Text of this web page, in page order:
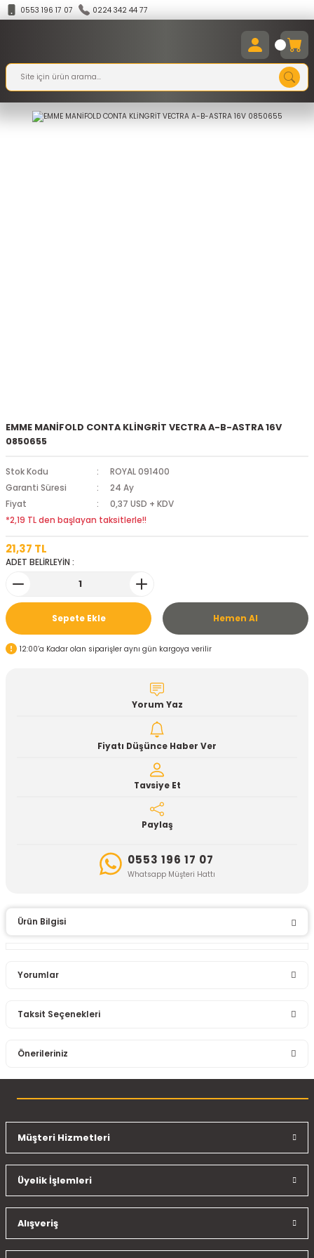
0553 196 17 07 0224 342 44 77
EMME MANİFOLD CONTA KLİNGRİT VECTRA A-B-ASTRA 16V
0850655
Stok Kodu
ROYAL 091400
Garanti Süresi
24 Ay
Fiyat
0,37 USD + KDV
*2,19 TL den başlayan taksitlerle!!
21,37 TL
ADET BELİRLEYİN :
Sepete Ekle Hemen Al
12:00’a Kadar olan siparişler aynı gün kargoya verilir
Yorum Yaz
Fiyatı Düşünce Haber Ver
Tavsiye Et
Paylaş
0553 196 17 07
Whatsapp Müşteri Hattı
Ürün Bilgisi
Yorumlar
Taksit Seçenekleri
Önerileriniz
konularda yetersiz gördüğünüz noktaları öneri formunu
Ürün resmi kalitesiz, bozuk veya görüntülenemiyor.
Ürün açıklamasında eksik bilgiler bulunuyor.
Ürün fiyatı diğer sitelerden daha pahalı.
Bu ürüne benzer farklı alternatifler olmalı.
Müşteri Hizmetleri
Üyelik İşlemleri
Alışveriş